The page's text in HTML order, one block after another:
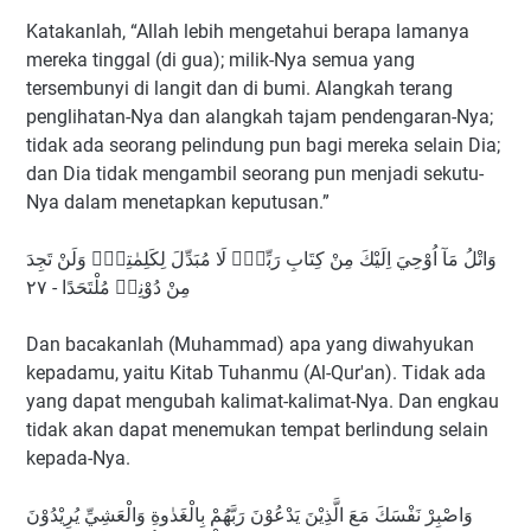
Katakanlah, “Allah lebih mengetahui berapa lamanya
mereka tinggal (di gua); milik-Nya semua yang
tersembunyi di langit dan di bumi. Alangkah terang
penglihatan-Nya dan alangkah tajam pendengaran-Nya;
tidak ada seorang pelindung pun bagi mereka selain Dia;
dan Dia tidak mengambil seorang pun menjadi sekutu-
Nya dalam menetapkan keputusan.”
وَاتْلُ مَآ اُوْحِيَ اِلَيْكَ مِنْ كِتَابِ رَبِّكَۗ لَا مُبَدِّلَ لِكَلِمٰتِهٖۗ وَلَنْ تَجِدَ
مِنْ دُوْنِهٖ مُلْتَحَدًا - ٢٧
Dan bacakanlah (Muhammad) apa yang diwahyukan
kepadamu, yaitu Kitab Tuhanmu (Al-Qur'an). Tidak ada
yang dapat mengubah kalimat-kalimat-Nya. Dan engkau
tidak akan dapat menemukan tempat berlindung selain
kepada-Nya.
وَاصْبِرْ نَفْسَكَ مَعَ الَّذِيْنَ يَدْعُوْنَ رَبَّهُمْ بِالْغَدٰوةِ وَالْعَشِيِّ يُرِيْدُوْنَ